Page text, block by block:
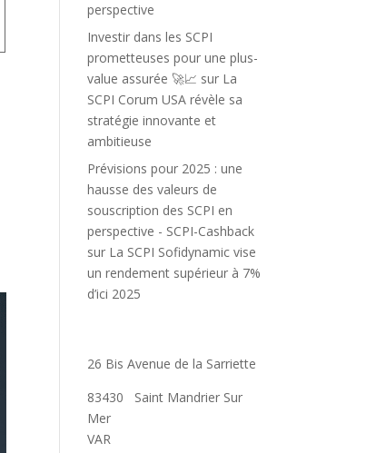
perspective
Investir dans les SCPI
prometteuses pour une plus-
value assurée 🚀📈 sur La
SCPI Corum USA révèle sa
stratégie innovante et
ambitieuse
Prévisions pour 2025 : une
hausse des valeurs de
souscription des SCPI en
perspective - SCPI-Cashback
sur La SCPI Sofidynamic vise
un rendement supérieur à 7%
d’ici 2025
26 Bis Avenue de la Sarriette
83430
Saint Mandrier Sur
Mer
VAR